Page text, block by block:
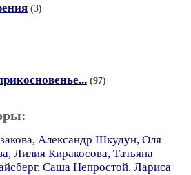
(3)
(97)
, Александр Шкудун, Оля
, Лилия Киракосова, Татьяна
, Саша Непростой, Лариса